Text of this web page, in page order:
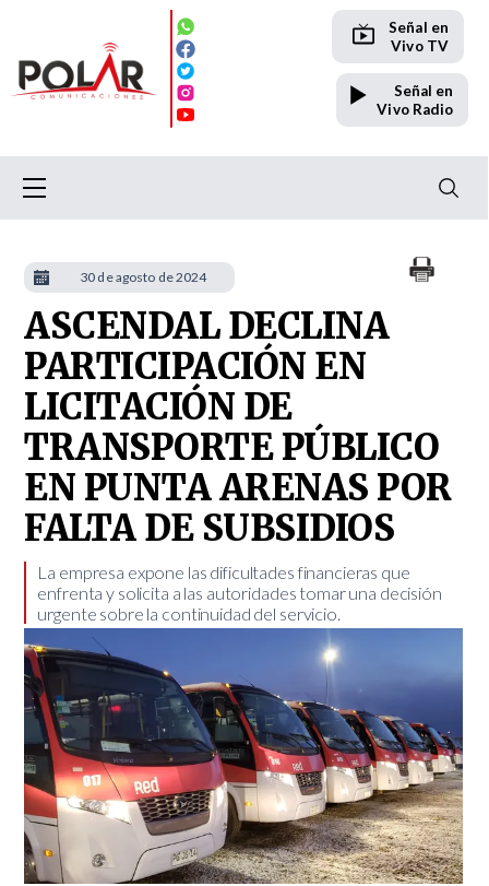
Señal en
Vivo TV
Señal en
Vivo Radio
ASCENDAL DECLINA
PARTICIPACIÓN EN
LICITACIÓN DE
TRANSPORTE PÚBLICO
EN PUNTA ARENAS POR
FALTA DE SUBSIDIOS
​La empresa expone las dificultades financieras que
enfrenta y solicita a las autoridades tomar una decisión
urgente sobre la continuidad del servicio.
30 de agosto de 2024